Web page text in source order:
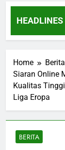
HEADLINES
Streaming
Home
Berita
Siaran Online
Kualitas
Liga Eropa
BERITA